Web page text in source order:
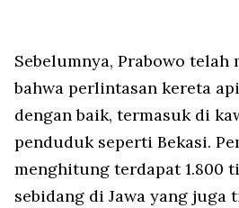
Sebelumnya, Prabowo
bahwa perlintasan kereta
dengan baik, termasuk di
penduduk seperti Bekasi.
menghitung terdapat 1.800
sebidang di Jawa yang juga